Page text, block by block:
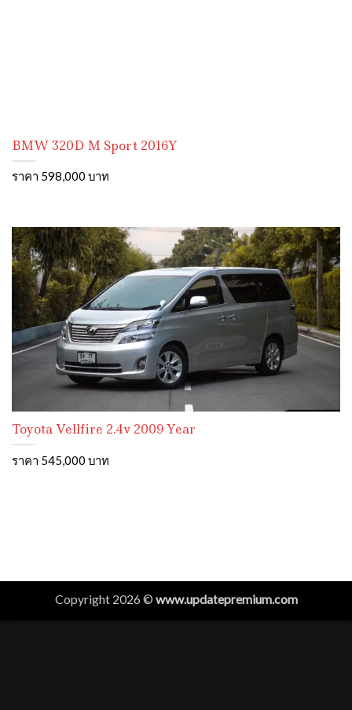
BMW 320D M Sport 2016Y
ราคา 598,000 บาท
Toyota Vellfire 2.4v 2009 Year
ราคา 545,000 บาท
Copyright 2026 © www.updatepremium.com